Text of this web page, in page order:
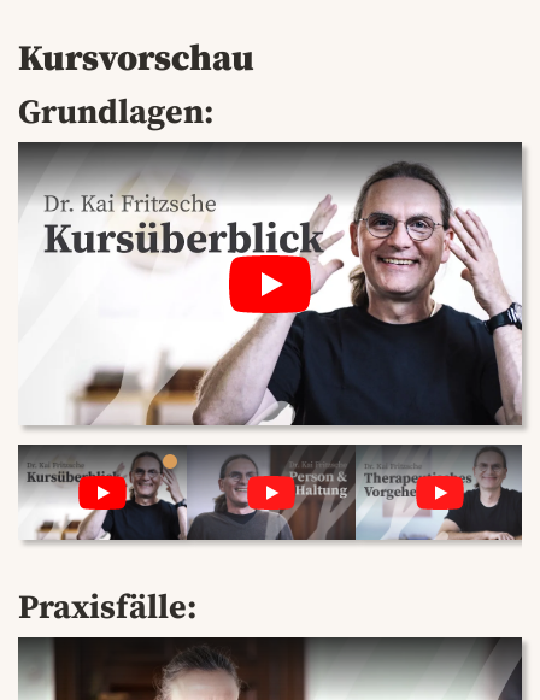
Kursvorschau
Grundlagen:
Praxisfälle: